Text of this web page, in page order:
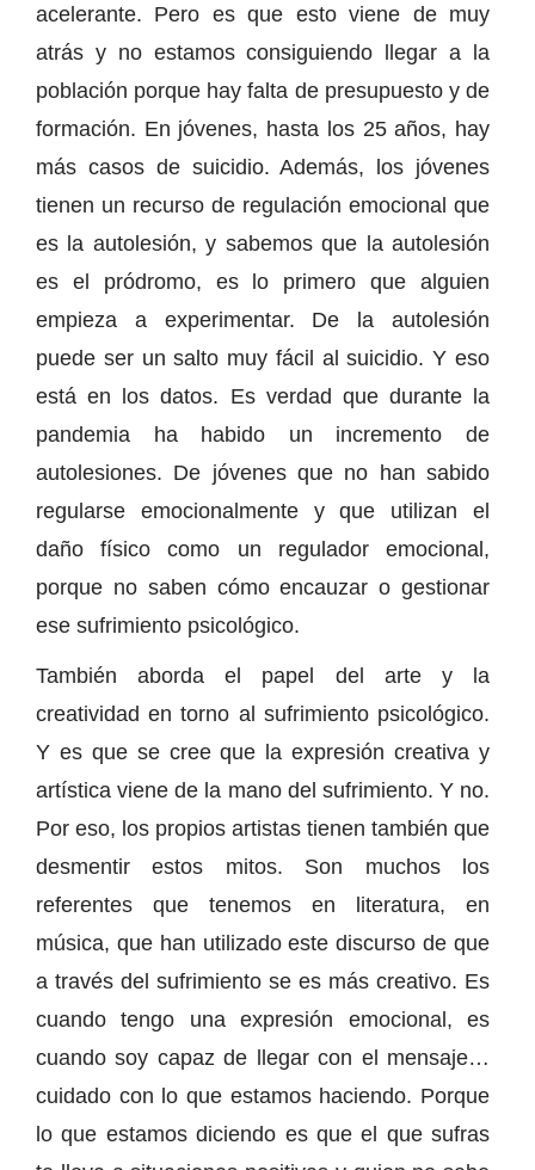
acelerante. Pero es que esto viene de muy
atrás y no estamos consiguiendo llegar a la
población porque hay falta de presupuesto y de
formación. En jóvenes, hasta los 25 años, hay
más casos de suicidio. Además, los jóvenes
tienen un recurso de regulación emocional que
es la autolesión, y sabemos que la autolesión
es el pródromo, es lo primero que alguien
empieza a experimentar. De la autolesión
puede ser un salto muy fácil al suicidio. Y eso
está en los datos. Es verdad que durante la
pandemia ha habido un incremento de
autolesiones. De jóvenes que no han sabido
regularse emocionalmente y que utilizan el
daño físico como un regulador emocional,
porque no saben cómo encauzar o gestionar
ese sufrimiento psicológico.
También aborda el papel del arte y la
creatividad en torno al sufrimiento psicológico.
Y es que se cree que la expresión creativa y
artística viene de la mano del sufrimiento. Y no.
Por eso, los propios artistas tienen también que
desmentir estos mitos. Son muchos los
referentes que tenemos en literatura, en
música, que han utilizado este discurso de que
a través del sufrimiento se es más creativo. Es
cuando tengo una expresión emocional, es
cuando soy capaz de llegar con el mensaje…
cuidado con lo que estamos haciendo. Porque
lo que estamos diciendo es que el que sufras